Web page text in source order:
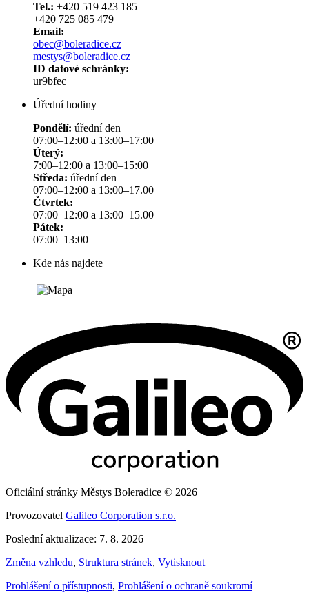
Tel.: +420 519 423 185
+420 725 085 479
Email:
obec@boleradice.cz
mestys@boleradice.cz
ID datové schránky:
ur9bfec
Úřední hodiny
Pondělí: úřední den
07:00–12:00 a 13:00–17:00
Úterý:
7:00–12:00 a 13:00–15:00
Středa: úřední den
07:00–12:00 a 13:00–17.00
Čtvrtek:
07:00–12:00 a 13:00–15.00
Pátek:
07:00–13:00
Kde nás najdete
Oficiální stránky Městys Boleradice © 2026
Provozovatel Galileo Corporation s.r.o.
Poslední aktualizace: 7. 8. 2026
Změna vzhledu, Struktura stránek, Vytisknout
Prohlášení o přístupnosti, Prohlášení o ochraně soukromí